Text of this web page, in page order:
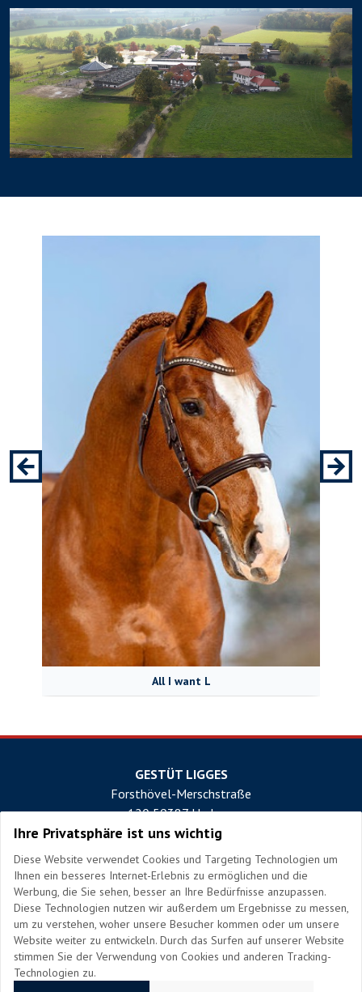
All I want L
GESTÜT LIGGES
Forsthövel-Merschstraße
120 59387 Herbern
Tel: +49 2599 435
Fax: +49 2599 2874
E-Mail: info@gestuetligges.de
Ihre Privatsphäre ist uns wichtig
Diese Website verwendet Cookies und Targeting Technologien um
Ihnen ein besseres Internet-Erlebnis zu ermöglichen und die
Werbung, die Sie sehen, besser an Ihre Bedürfnisse anzupassen.
Diese Technologien nutzen wir außerdem um Ergebnisse zu messen,
um zu verstehen, woher unsere Besucher kommen oder um unsere
Website weiter zu entwickeln. Durch das Surfen auf unserer Website
stimmen Sie der Verwendung von Cookies und anderen Tracking-
Technologien zu.